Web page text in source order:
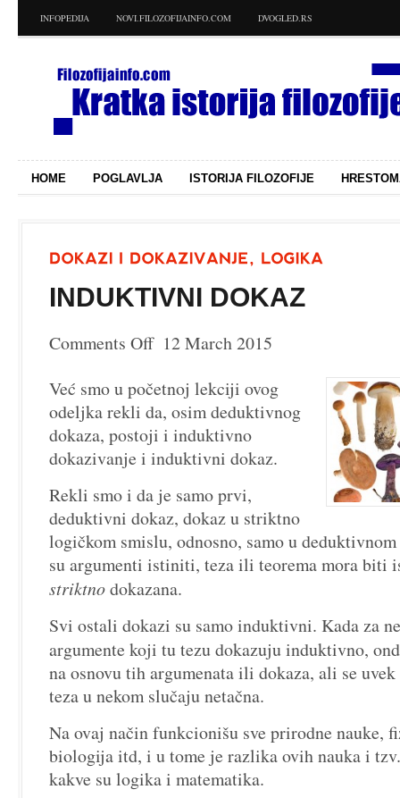
INFOPEDIJA NOVI.FILOZOFIJAINFO.COM DVOGLED.RS
HOME POGLAVLJA ISTORIJA FILOZOFIJE
INDUKTIVNI DOKAZ
Comments Offon
dokaz
12 March 2015
Već smo u početnoj lekciji ovog
odeljka rekli da, osim deduktivnog
dokaza, postoji i induktivno
dokazivanje i induktivni dokaz.
Rekli smo i da je samo prvi,
deduktivni dokaz, dokaz u striktno
logičkom smislu, odnosno, samo u
su argumenti istiniti, teza ili teorema mora biti
striktnodokazana.
Svi ostali dokazi su samo induktivni. Kada za
argumente koji tu tezu dokazuju induktivno,
na osnovu tih argumenata ili dokaza, ali se
teza u nekom slučaju netačna.
Na ovaj način funkcionišu sve prirodne nauke,
biologija itd, i u tome je razlika ovih nauka i
kakve su logika i matematika.